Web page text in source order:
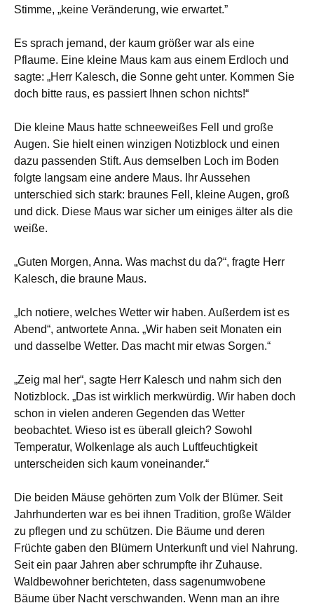
Stimme, „keine Veränderung, wie erwartet.”
Es sprach jemand, der kaum größer war als eine
Pflaume. Eine kleine Maus kam aus einem Erdloch und
sagte: „Herr Kalesch, die Sonne geht unter. Kommen Sie
doch bitte raus, es passiert Ihnen schon nichts!“
Die kleine Maus hatte schneeweißes Fell und große
Augen. Sie hielt einen winzigen Notizblock und einen
dazu passenden Stift. Aus demselben Loch im Boden
folgte langsam eine andere Maus. Ihr Aussehen
unterschied sich stark: braunes Fell, kleine Augen, groß
und dick. Diese Maus war sicher um einiges älter als die
weiße.
„Guten Morgen, Anna. Was machst du da?“, fragte Herr
Kalesch, die braune Maus.
„Ich notiere, welches Wetter wir haben. Außerdem ist es
Abend“, antwortete Anna. „Wir haben seit Monaten ein
und dasselbe Wetter. Das macht mir etwas Sorgen.“
„Zeig mal her“, sagte Herr Kalesch und nahm sich den
Notizblock. „Das ist wirklich merkwürdig. Wir haben doch
schon in vielen anderen Gegenden das Wetter
beobachtet. Wieso ist es überall gleich? Sowohl
Temperatur, Wolkenlage als auch Luftfeuchtigkeit
unterscheiden sich kaum voneinander.“
Die beiden Mäuse gehörten zum Volk der Blümer. Seit
Jahrhunderten war es bei ihnen Tradition, große Wälder
zu pflegen und zu schützen. Die Bäume und deren
Früchte gaben den Blümern Unterkunft und viel Nahrung.
Seit ein paar Jahren aber schrumpfte ihr Zuhause.
Waldbewohner berichteten, dass sagenumwobene
Bäume über Nacht verschwanden. Wenn man an ihre